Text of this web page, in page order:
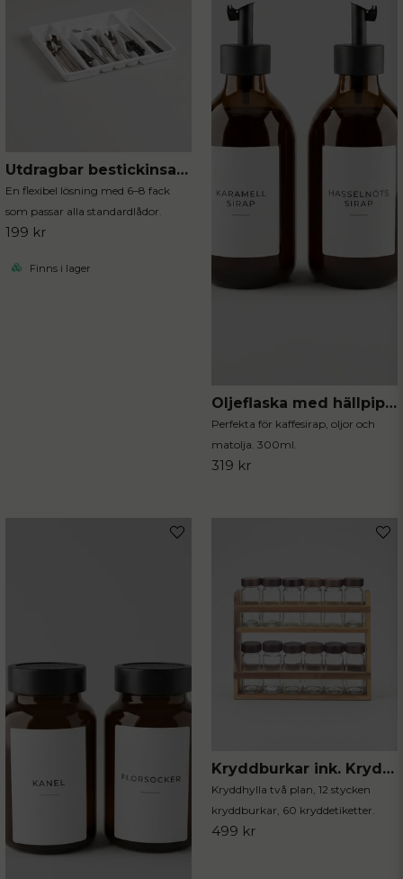
Utdragbar bestickinsats i vit plast
En flexibel lösning med 6–8 fack
som passar alla standardlådor.
199 kr
Finns i lager
Oljeflaska med hällpip 2-pack
Perfekta för kaffesirap, oljor och
matolja. 300ml.
319 kr
Kryddburkar ink. Kryddhylla 13-delar
Kryddhylla två plan, 12 stycken
kryddburkar, 60 kryddetiketter.
499 kr